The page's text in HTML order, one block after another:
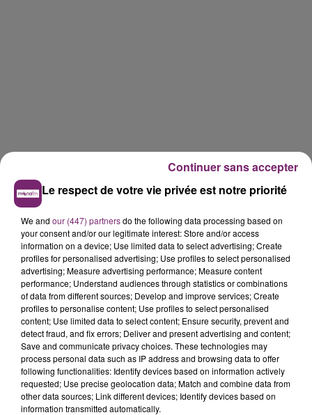
Le respect de votre vie privée est notre priorité
We and our (447) partnersdo the following data processing based on
your consent and/or our legitimate interest: Store and/or access
information on a device; Use limited data to select advertising; Create
profiles for personalised advertising; Use profiles to select personalised
advertising; Measure advertising performance; Measure content
performance; Understand audiences through statistics or combinations
of data from different sources; Develop and improve services; Create
profiles to personalise content; Use profiles to select personalised
content; Use limited data to select content; Ensure security, prevent and
detect fraud, and fix errors; Deliver and present advertising and content;
Save and communicate privacy choices. These technologies may
process personal data such as IP address and browsing data to offer
following functionalities: Identify devices based on information actively
requested; Use precise geolocation data; Match and combine data from
other data sources; Link different devices; Identify devices based on
information transmitted automatically.
Continuer sans accepter